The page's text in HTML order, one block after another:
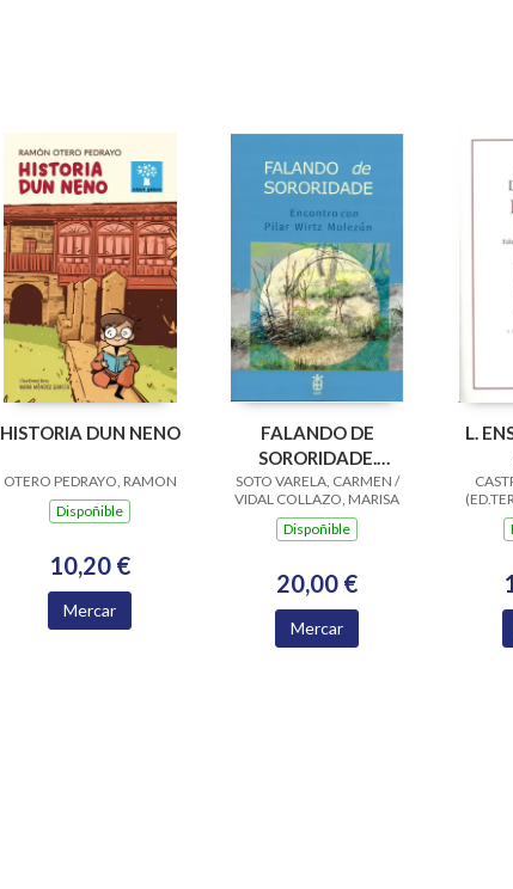
HISTORIA DUN NENO
OTERO PEDRAYO, RAMON
Dispoñible
10,20 €
Mercar
FALANDO DE
SORORIDADE.
ENCONTRO CON
PILAR WIRTZ
MOLEZUN
SOTO VARELA, CARMEN /
VIDAL COLLAZO, MARISA
Dispoñible
20,00 €
Mercar
L.